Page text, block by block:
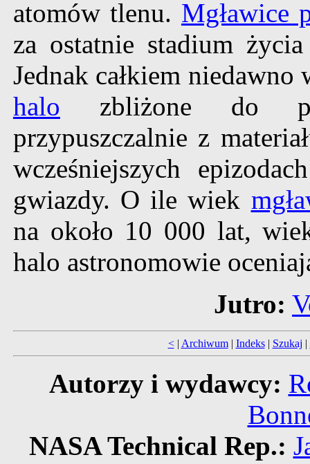
atomów tlenu. Mgławice
za ostatnie stadium
Jednak całkiem
halo zbliżone do
przypuszczalnie z
wcześniejszych
gwiazdy. O ile wiek
na około 10 000 lat,
halo astronomowie
Jutro:
<| Archiwum| Indeks| Szukaj |
Autorzy i wydawcy:
NASA Technical Rep.: